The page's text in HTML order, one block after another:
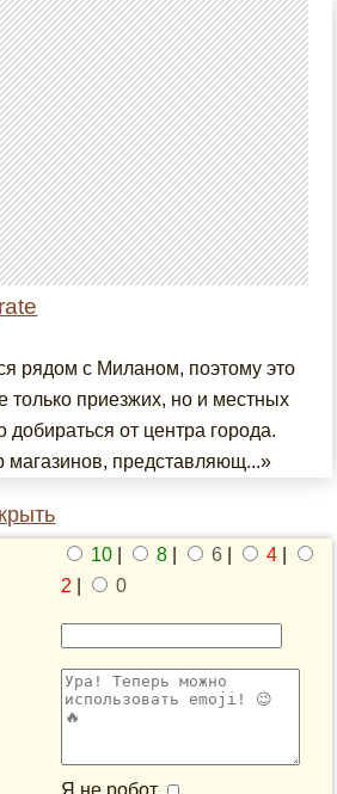
рядом с Миланом, поэтому это
только приезжих, но и местных
от центра города.
представляющ...»
10 8 6 4
2
0
Я не робот